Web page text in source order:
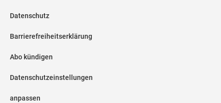
Datenschutz
Barrierefreiheitserklärung
Abo kündigen
Datenschutzeinstellungen
anpassen